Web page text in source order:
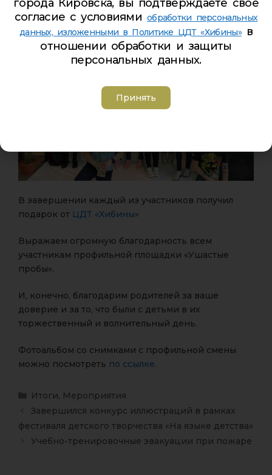
В завершении каждый из участников получил
подарок от ЦДТ «Хибины»
Выражаем огромную благодарность всем
участникам профильной площадки «Ушастые
пробы».
И, конечно, благодарим родителей за ваше
доверие и за то, что были с детьми в их
торжественный и волнительный день.
Фотоальбом со снимками с профильной смены
можно посмотреть по ссылке.
Итоги, Мероприятия
Завершился конкурс иллюстраций в рамках
фестиваля детского творчества «На языке детства»
Учебно-тренировочные эвакуации при пожаре
города Кировска, вы подтверждаете свое
согласие с условиями обработки персональных
данных, изложенными в Политике ЦДТ «Хибины»в
отношении обработки и защиты
персональных данных.
Принять